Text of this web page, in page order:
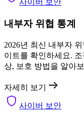
사이버 보안
내부자 위협 통계
2026년 최신 내부자
이트를 확인하세요.
상, 보호 방법을 알아
자세히 보기
사이버 보안